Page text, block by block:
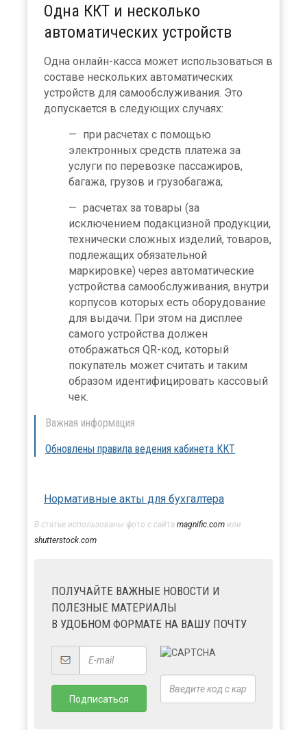
Одна ККТ и несколько
автоматических устройств
Одна онлайн-касса может использоваться в
составе нескольких автоматических
устройств для самообслуживания. Это
допускается в следующих случаях:
при расчетах с помощью
электронных средств платежа за
услуги по перевозке пассажиров,
багажа, грузов и грузобагажа;
расчетах за товары (за
исключением подакцизной продукции,
технически сложных изделий, товаров,
подлежащих обязательной
маркировке) через автоматические
устройства самообслуживания, внутри
корпусов которых есть оборудование
для выдачи. При этом на дисплее
самого устройства должен
отображаться QR-код, который
покупатель может считать и таким
образом идентифицировать кассовый
чек.
Важная информация
Обновлены правила ведения кабинета ККТ
Нормативные акты для бухгалтера
В статье использованы фото с сайта magnific.com или
shutterstock.com
ПОЛУЧАЙТЕ ВАЖНЫЕ НОВОСТИ И
ПОЛЕЗНЫЕ МАТЕРИАЛЫ
В УДОБНОМ ФОРМАТЕ НА ВАШУ ПОЧТУ